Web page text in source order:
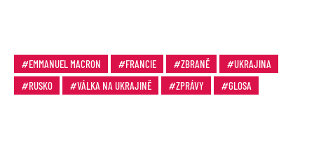
EMMANUEL MACRON FRANCIE ZBRANĚ
UKRAJINA
RUSKO
VÁLKA NA UKRAJINĚ ZPRÁVY GLOSA